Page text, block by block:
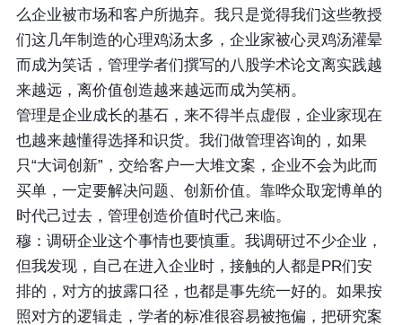
么企业被市场和客户所抛弃。我只是觉得我们这些教授
们这几年制造的心理鸡汤太多，企业家被心灵鸡汤灌晕
而成为笑话，管理学者们撰写的八股学术论文离实践越
来越远，离价值创造越来越远而成为笑柄。
管理是企业成长的基石，来不得半点虚假，企业家现在
也越来越懂得选择和识货。我们做管理咨询的，如果
只“大词创新”，交给客户一大堆文案，企业不会为此而
买单，一定要解决问题、创新价值。靠哗众取宠博单的
时代己过去，管理创造价值时代己来临。
穆：调研企业这个事情也要慎重。我调研过不少企业，
但我发现，自己在进入企业时，接触的人都是PR们安
排的，对方的披露口径，也都是事先统一好的。如果按
照对方的逻辑走，学者的标准很容易被拖偏，把研究案